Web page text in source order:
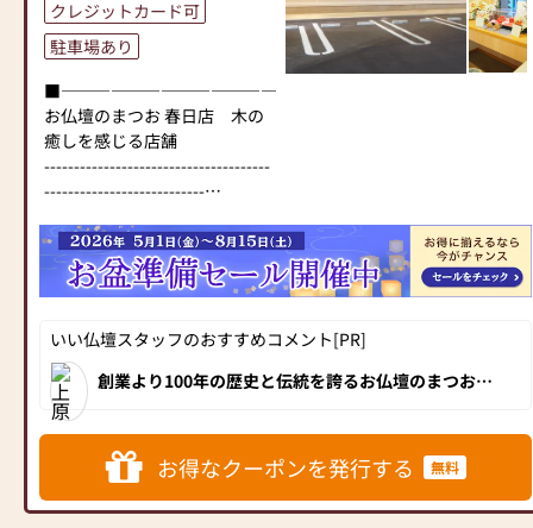
フがご相談や商品ご購入のお
手続きを致します)
≪お仏壇のはせがわよりお客
様へ≫
「仏壇や仏具をお探しでした
ら、ぜひお仏壇のはせがわに
お越しください。当店は幅広
い品揃えとリーズナブルな価
格でお客様をお迎えしていま
す。
仏壇には様々な種類がござい
モダンなデザインの仏壇、ま
たコンパクトなサイズの仏壇
など、お客様のご要望に合わ
せて選ぶことができます。仏
壇の素材や彫刻、仏像の種類
も豊富にご用意しております
ので、心からご供養いただけ
クレジットカード可
駐車場あり
■―――――――――――――――――――――――――――■
お仏壇のまつお 春日店 木の
癒しを感じる店舗
--------------------------------------
---------------------------
意いたしました！
オープン特価で皆さまのご来
店を、心よりお待ちいたして
「自社工房まつお」ではお仏
壇仏具の製造・修復を行って
おり、アフターも安心です。
■―――――――――――――――――――――――――――■
お仏壇に手を合わせる感謝の
気持ちが、あなたの心を豊か
にします。
いい仏壇スタッフのおすすめコメント[PR]
創業より100年の歴史と伝統を誇るお仏壇のまつお
近く、大宰府インターからも15分と交通アクセスも抜
群！インテリアショップのような洗練されたおしゃれ
な内装は、男女問わずお客様から大変好評です。新型
のモダン仏壇を中心に100本ほどの商品を展示。2階に
は伝統的な金仏壇と唐木仏壇が20本ほど展示されてお
り、予算や好みに合わせてさまざまなサイズや色合
お得なクーポンを発行する 無料